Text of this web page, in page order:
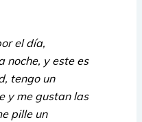
el día,
noche, y este es
tengo un
y me gustan las
pille un